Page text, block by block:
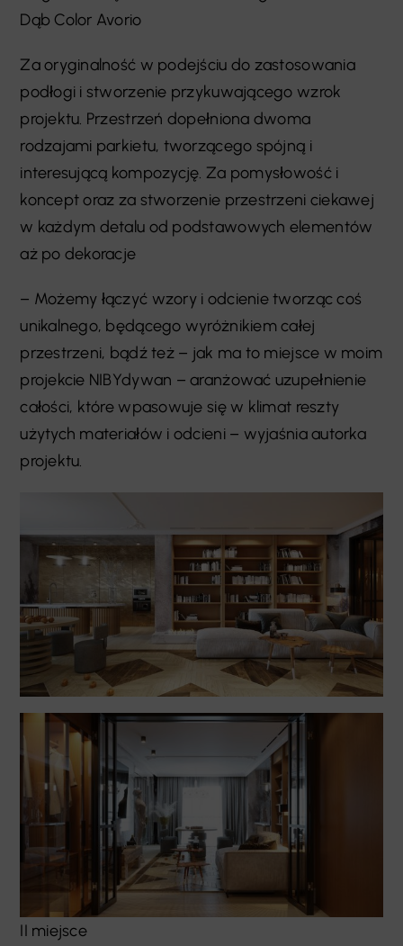
Dąb Color Avorio
Za oryginalność w podejściu do zastosowania
podłogi i stworzenie przykuwającego wzrok
projektu. Przestrzeń dopełniona dwoma
rodzajami parkietu, tworzącego spójną i
interesującą kompozycję. Za pomysłowość i
koncept oraz za stworzenie przestrzeni ciekawej
w każdym detalu od podstawowych elementów
aż po dekoracje
– Możemy łączyć wzory i odcienie tworząc coś
unikalnego, będącego wyróżnikiem całej
przestrzeni, bądź też – jak ma to miejsce w moim
projekcie NIBYdywan – aranżować uzupełnienie
całości, które wpasowuje się w klimat reszty
użytych materiałów i odcieni – wyjaśnia autorka
projektu.
II miejsce